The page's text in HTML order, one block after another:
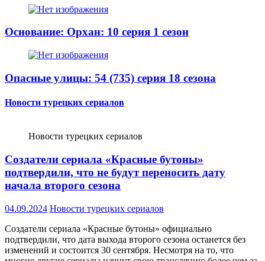
Основание: Орхан: 10 серия 1 сезон
Опасные улицы: 54 (735) серия 18 сезона
Новости турецких сериалов
Новости турецких сериалов
Создатели сериала «Красные бутоны»
подтвердили, что не будут переносить дату
начала второго сезона
04.09.2024 Новости турецких сериалов
Создатели сериала «Красные бутоны» официально
подтвердили, что дата выхода второго сезона останется без
изменений и состоится 30 сентября. Несмотря на то, что